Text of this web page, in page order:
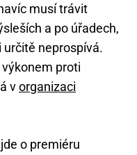
musí trávit
a po úřadech,
neprospívá.
proti
vorganizaci
o premiéru